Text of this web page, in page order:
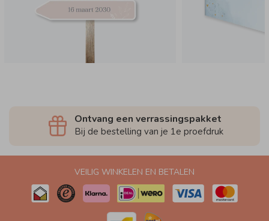
Ontvang een verrassingspakket
Bij de bestelling van je 1e proefdruk
VEILIG WINKELEN EN BETALEN